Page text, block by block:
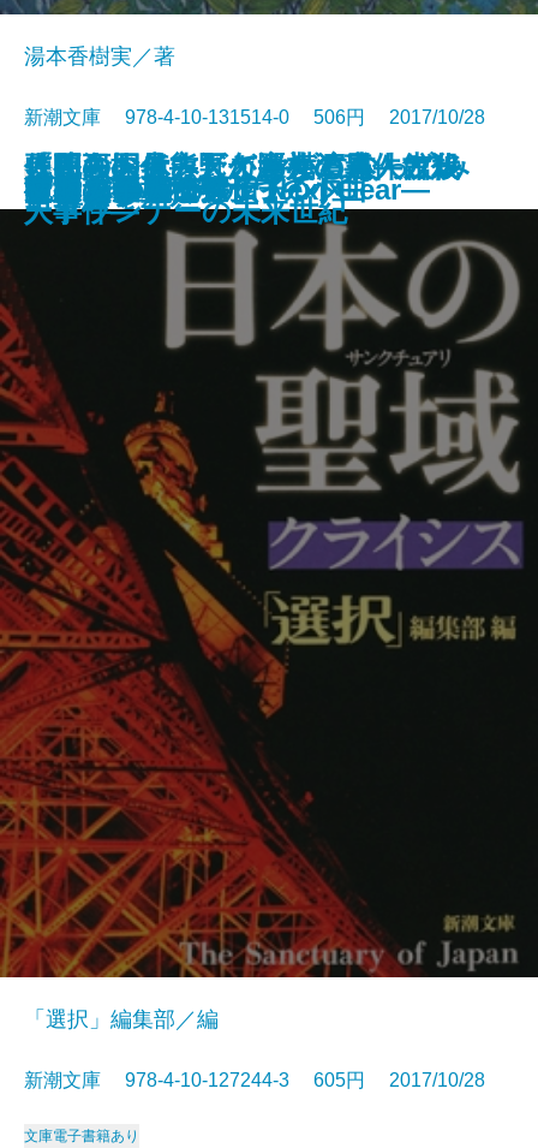
なりたい
人間をお休みしてヤギになってみ
た結果
甦る殺人者―天久鷹央の事件カル
テ―
彼女を愛した遺伝子
随想 春夏秋冬
「死の国」熊野と巡礼の道―古代
史謎解き紀行―
トットひとり
ブラック オア ホワイト
くちびる遊び
夜の木の下で
湯本香樹実／著
新潮文庫 978-4-10-131514-0 506円 2017/10/28
文庫
日本の聖域 クライシス
「選択」編集部／編
新潮文庫 978-4-10-127244-3 605円 2017/10/28
文庫電子書籍あり
〈映画の見方〉がわかる本 ブレ
ードランナーの未来世紀
リカバリー
サナキの森
彼女たちの売春
電車道
アレス―天命探偵 Next Gear―
ジュンのための6つの小曲
使用人探偵シズカ―横濱異人館殺
人事件―
文明の子